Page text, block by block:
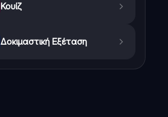
Κουίζ
Δοκιμαστική Εξέταση